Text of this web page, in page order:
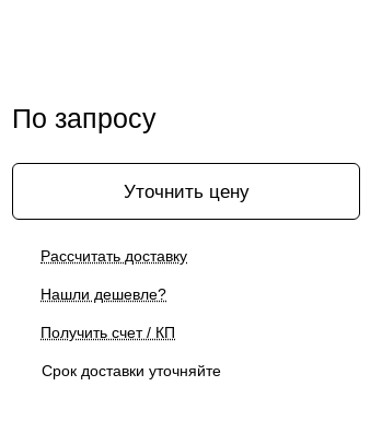
По запросу
Уточнить цену
Рассчитать доставку
Нашли дешевле?
Получить счет / КП
Срок доставки уточняйте